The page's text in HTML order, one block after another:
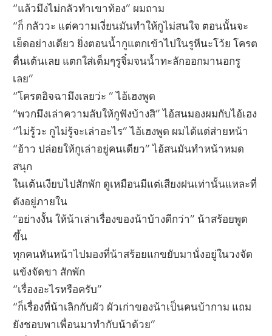
“แล้วมึงไม่กลัวทำเขาท้อง” ผมถาม
“ก็ กลัววะ แต่ความเงี่ยนมันทำให้กูไม่สนใจ ตอนนั้นจะ
เย็ดอย่างเดียว ยิ่งตอนน้ำกูแตกเข้าไปในรูหีนะโว้ย โครต
ตื่นเต้นเลย แตกใส่เต็มๆรูจิ๋มจนน้ำทะลักออกมานอกรู
เลย”
“โครตอิจฉามึงเลยว่ะ ” ไอ้เฮงพูด
“พวกมึงเล่าความลับให้กูฟังบ้างสิ” ไอ้สนมองผมกับไอ้เฮง
“ไม่รู้วะ กูไม่รู้จะเล่าอะไร” ไอ้เฮงพูด ผมได้แต่ส่ายหน้า
“อ้าว ปล่อยให้กูเล่าอยู่คนเดียว” ไอ้สนมันทำหน้าหมด
สนุก
ในเต้นเงียบไปสักพัก ดูเหมือนมีแต่เสียงฝนเท่านั้นแหละที่
ดังอยู่ภายใน
“อย่างงั้น ให้น้าเล่าเรื่องของน้าบ้างดีกว่า” น้าสร้อยพูด
ขึ้น
ทุกคนหันหน้าไปมองที่น้าสร้อยแกขยับมานั่งอยู่ในวงจัด
แข้งจัดขา สักพัก
“เรื่องอะไรหรือครับ”
“ก็เรื่องที่น้าเลิกกับผัว ผัวเก่าของน้าเป็นคนบ้ากาม แถม
ยังชอบพาเพื่อนมาทำกับน้าด้วย”